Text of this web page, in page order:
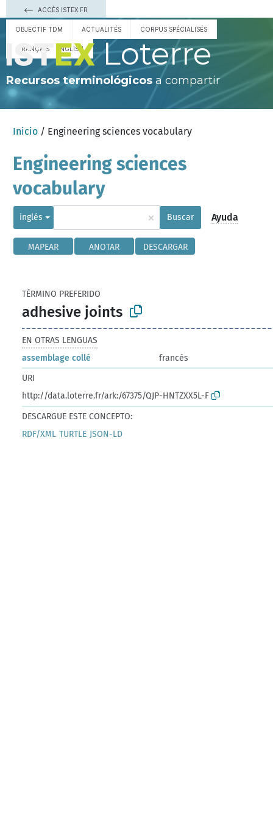
ACCÈS ISTEX.FR
OBJECTIF TDM ACTUALITÉS CORPUS SPÉCIALISÉS
FRANÇAIS ENGLISH Loterre
Recursos terminológicos a compartir
Inicio / Engineering sciences vocabulary
Engineering sciences
vocabulary
inglés × Buscar Ayuda
MAPEAR ANOTAR DESCARGAR
TÉRMINO PREFERIDO
adhesive joints
EN OTRAS LENGUAS
assemblage collé
francés
URI
http://data.loterre.fr/ark:/67375/QJP-HNTZXX5L-F
DESCARGUE ESTE CONCEPTO:
RDF/XML TURTLE JSON-LD